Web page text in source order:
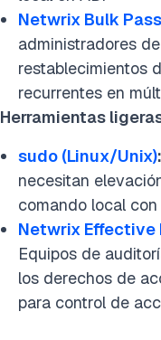
Netwrix Bulk
administradores
restablecimientos
recurrentes en
Herramientas
sudo (Linux/Unix):
necesitan
comando local
Netwrix Effective
Equipos de
los derechos de
para control de